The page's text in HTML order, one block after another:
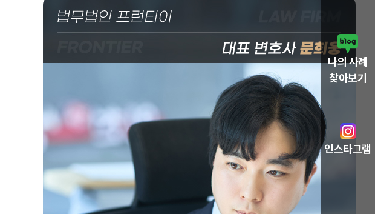
나의 사례
찾아보기
인스타그램